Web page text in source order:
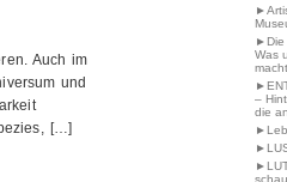
Auch im
und
[…]
►Die
Was
–
die